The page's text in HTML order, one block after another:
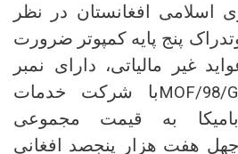
اسلامی افغانستان در نظر
وتدراک پنج پایه کمپوتر ضرورت
غیر مالیاتی، دارای نمبر
MOF/98/با شرکت خدمات
به قیمت مجموعی
هفت هزار پنجصد افغانی